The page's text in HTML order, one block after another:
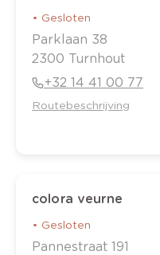
• Gesloten
Parklaan 38
2300 Turnhout
+32 14 41 00 77
Routebeschrijving
colora veurne
• Gesloten
Pannestraat 191